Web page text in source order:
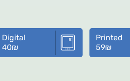
Digital
40₪
Printed
59₪